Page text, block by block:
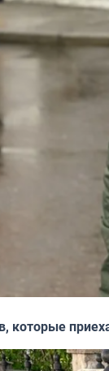
которые